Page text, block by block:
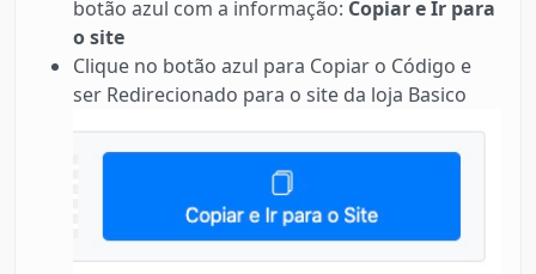
botão azul com a informação: Copiar e Ir para
o site
Clique no botão azul para Copiar o Código e
ser Redirecionado para o site da loja Basico